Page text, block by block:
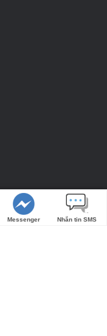
Messenger Nhắn tin SMS